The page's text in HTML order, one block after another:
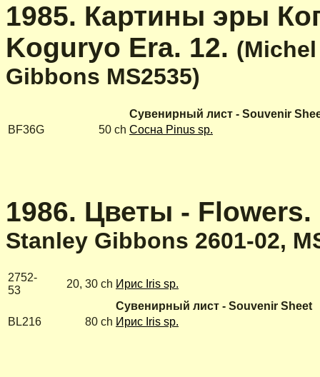
1985. Картины эры
Koguryo Era. 12. (
Gibbons MS2535)
Сувенирный лист - Souvenir
BF36G
50 ch Сосна Pinus sp.
1986. Цветы -
Stanley Gibbons 2601-02,
2752-
53
20, 30 ch Ирис Iris sp.
Сувенирный лист - Souvenir Sheet
BL216
80 ch Ирис Iris sp.